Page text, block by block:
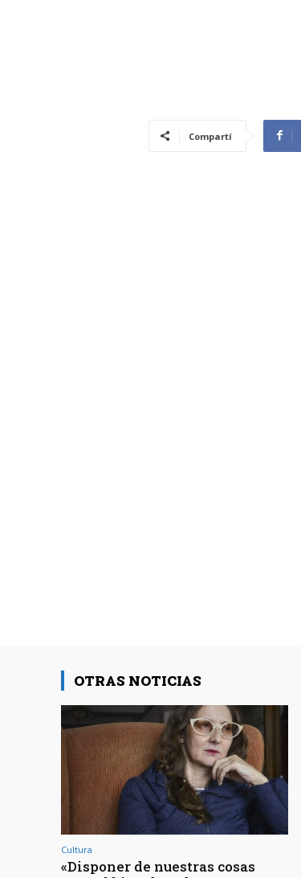
Compartí
OTRAS NOTICIAS
Cultura
«Disponer de nuestras cosas